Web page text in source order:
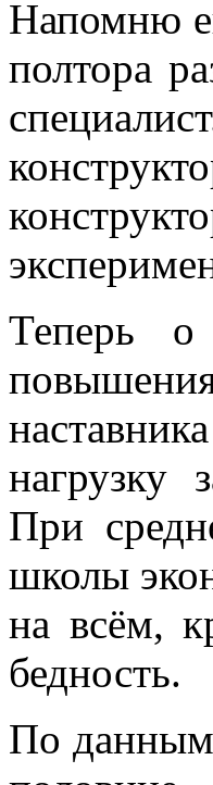
Напомню
полтора
Теперь о
нагрузку
При
школы
на всём,
бедность.
По данным